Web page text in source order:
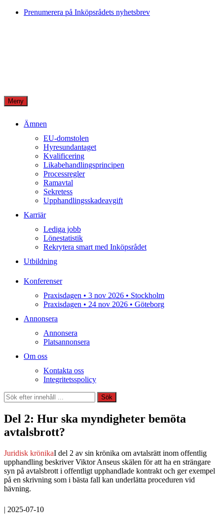
Skip
Prenumerera på Inköpsrådets nyhetsbrev
Meny
Ämnen
EU-domstolen
Hyresundantaget
Kvalificering
Likabehandlingsprincipen
Processregler
Ramavtal
Sekretess
Upphandlingsskadeavgift
Karriär
Lediga jobb
Lönestatistik
Rekrytera smart med Inköpsrådet
Utbildning
Konferenser
Praxisdagen • 3 nov 2026 • Stockholm
Praxisdagen • 24 nov 2026 • Göteborg
Annonsera
Annonsera
Platsannonsera
Om oss
Kontakta oss
Integritetsspolicy
Sök
Sök
Del 2: Hur ska myndigheter bemöta
avtalsbrott?
Juridisk krönikaI del 2 av sin krönika om avtalsrätt inom offentlig
upphandling beskriver Viktor Anseus skälen för att ha en strängare
syn på avtalsbrott i offentligt upphandlade kontrakt och ger exempel
på en skrivning som i bästa fall kan underlätta proceduren vid
hävning.
| 2025-07-10